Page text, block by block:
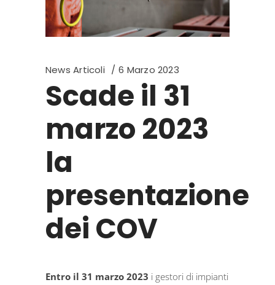
News Articoli 6 Marzo 2023
Scade il 31
marzo 2023
la
presentazione
dei COV
Entro il 31 marzo 2023 i gestori di impianti